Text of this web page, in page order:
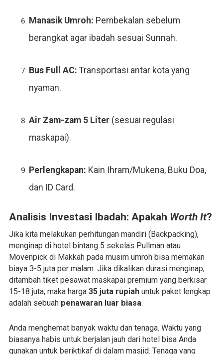
Manasik Umroh: Pembekalan sebelum
berangkat agar ibadah sesuai Sunnah.
Bus Full AC: Transportasi antar kota yang
nyaman.
Air Zam-zam 5 Liter(sesuai regulasi
maskapai).
Perlengkapan: Kain Ihram/Mukena, Buku Doa,
dan ID Card.
Analisis Investasi Ibadah: Apakah Worth It?
Jika kita melakukan perhitungan mandiri (Backpacking),
menginap di hotel bintang 5 sekelas Pullman atau
Movenpick di Makkah pada musim umroh bisa memakan
biaya 3-5 juta per malam. Jika dikalikan durasi menginap,
ditambah tiket pesawat maskapai premium yang berkisar
15-18 juta, maka harga 35 juta rupiahuntuk paket lengkap
adalah sebuah penawaran luar biasa.
Anda menghemat banyak waktu dan tenaga. Waktu yang
biasanya habis untuk berjalan jauh dari hotel bisa Anda
gunakan untuk beriktikaf di dalam masjid. Tenaga yang